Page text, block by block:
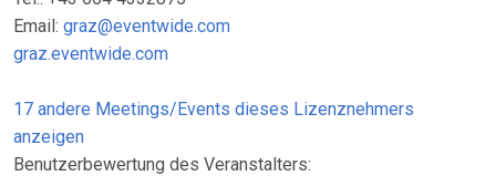
Email: graz@eventwide.com
graz.eventwide.com
17 andere Meetings/Events dieses Lizenznehmers
anzeigen
Benutzerbewertung des Veranstalters: